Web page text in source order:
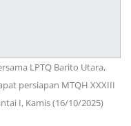
LPTQ Barito Utara,
persiapan MTQH XXXIII
I, Kamis (16/10/2025)